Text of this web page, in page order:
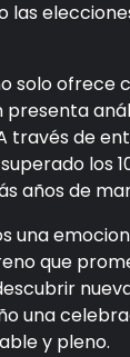
las
solo ofrece
presenta
través de
los
años de
una
que
una
y pleno.